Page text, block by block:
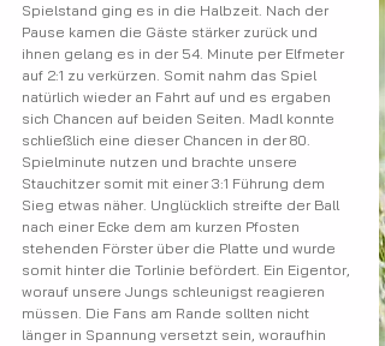
Spielstand ging es in die Halbzeit. Nach der
Pause kamen die Gäste stärker zurück und
ihnen gelang es in der 54. Minute per Elfmeter
auf 2:1 zu verkürzen. Somit nahm das Spiel
natürlich wieder an Fahrt auf und es ergaben
sich Chancen auf beiden Seiten. Madl konnte
schließlich eine dieser Chancen in der 80.
Spielminute nutzen und brachte unsere
Stauchitzer somit mit einer 3:1 Führung dem
Sieg etwas näher. Unglücklich streifte der Ball
nach einer Ecke dem am kurzen Pfosten
stehenden Förster über die Platte und wurde
somit hinter die Torlinie befördert. Ein Eigentor,
worauf unsere Jungs schleunigst reagieren
müssen. Die Fans am Rande sollten nicht
länger in Spannung versetzt sein, woraufhin